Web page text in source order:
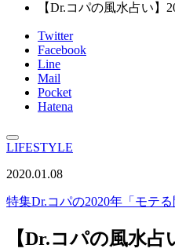
【Dr.コパの風水占い】
Twitter
Facebook
Line
Mail
Pocket
Hatena
LIFESTYLE
2020.01.08
特集Dr.コパの2020年「モテる
【Dr.コパの風水